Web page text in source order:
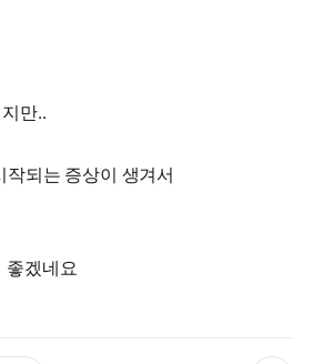
만..
작되는 증상이 생겨서
좋겠네요